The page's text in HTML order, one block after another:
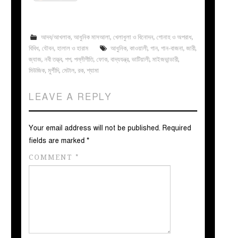
আদব/আখলাক, আধুনিক মাসআলা, খেলাধুলা ও বিনোদন, গোনাহ ও অপরাধ,
বিবিধ,যৌবন,হালাল ও হারাম আধুনিক, কাওয়ালী, গান, গান-বাজনা, জারী,
জ্যাজ,নবী তত্ত্ব,পপ,পল্লীগীতি,ফোক,বাদ্যযন্ত্র,ভাটিয়ালী,মাইজভান্ডারী,
মিউজিক,মুর্শীদি,মেটাল,রক,শ্যামা
LEAVE A REPLY
Your email address will not be published. Required
fields are marked*
COMMENT*